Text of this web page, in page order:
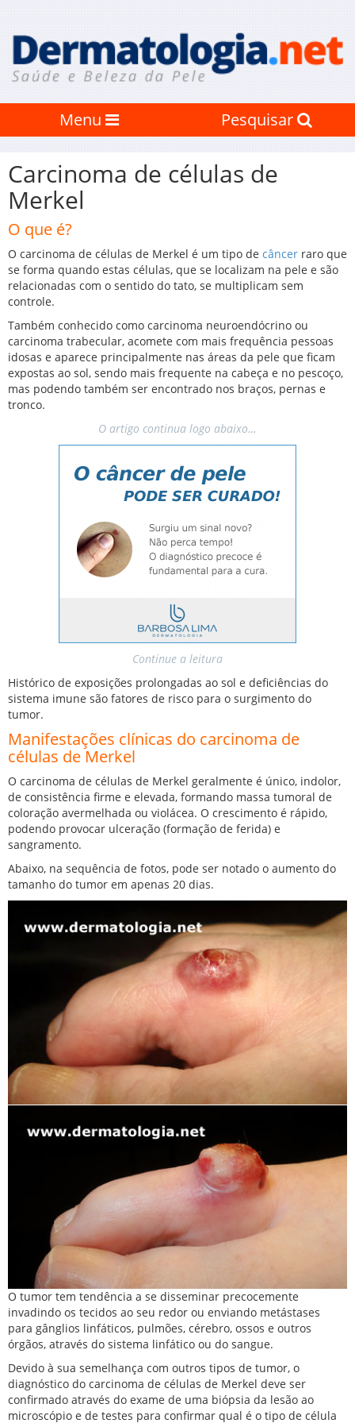
Menu Pesquisar
Carcinoma de células de
Merkel
O que é?
O carcinoma de células de Merkel é um tipo de câncer raro que
se forma quando estas células, que se localizam na pele e são
relacionadas com o sentido do tato, se multiplicam sem
controle.
Também conhecido como carcinoma neuroendócrino ou
carcinoma trabecular, acomete com mais frequência pessoas
idosas e aparece principalmente nas áreas da pele que ficam
expostas ao sol, sendo mais frequente na cabeça e no pescoço,
mas podendo também ser encontrado nos braços, pernas e
tronco.
O artigo continua logo abaixo…
Continue a leitura
Histórico de exposições prolongadas ao sol e deficiências do
sistema imune são fatores de risco para o surgimento do
tumor.
Manifestações clínicas do carcinoma de
células de Merkel
O carcinoma de células de Merkel geralmente é único, indolor,
de consistência firme e elevada, formando massa tumoral de
coloração avermelhada ou violácea. O crescimento é rápido,
podendo provocar ulceração (formação de ferida) e
sangramento.
Abaixo, na sequência de fotos, pode ser notado o aumento do
tamanho do tumor em apenas 20 dias.
O tumor tem tendência a se disseminar precocemente
invadindo os tecidos ao seu redor ou enviando metástases
para gânglios linfáticos, pulmões, cérebro, ossos e outros
órgãos, através do sistema linfático ou do sangue.
Devido à sua semelhança com outros tipos de tumor, o
diagnóstico do carcinoma de células de Merkel deve ser
confirmado através do exame de uma biópsia da lesão ao
microscópio e de testes para confirmar qual é o tipo de célula